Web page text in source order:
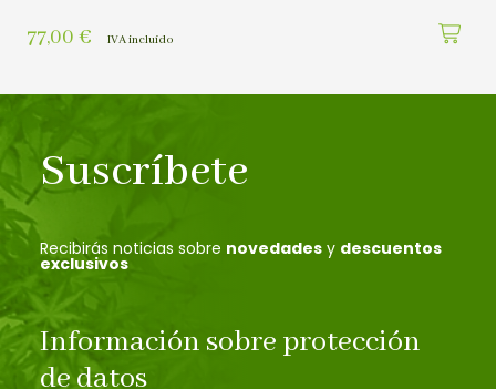
77,00 € IVA incluído
Suscríbete
Recibirás noticias sobre novedades y descuentos
exclusivos
Información sobre protección
de datos